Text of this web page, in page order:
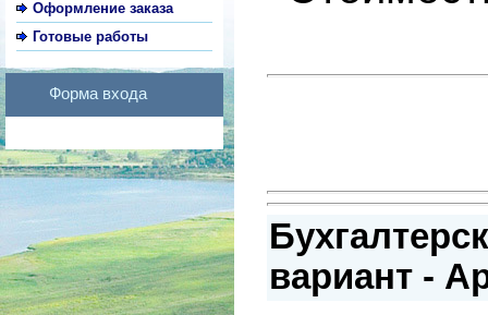
Оформление заказа
Готовые работы
Форма входа
вариант -